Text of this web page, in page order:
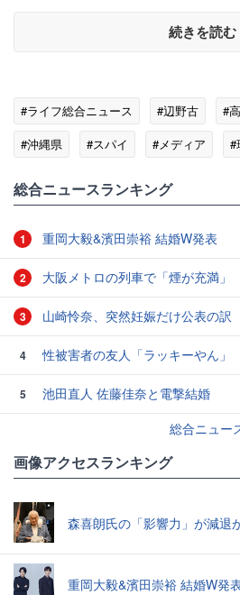
続きを読む
#ライフ総合ニュース #辺野古 #
#沖縄県
#スパイ #メディア #
総合ニュースランキング
1 重岡大毅&濱田崇裕 結婚W発表
2 大阪メトロの列車で「煙が充満」
3 山崎怜奈、突然妊娠だけ公表の訳
4 性被害者の友人「ラッキーやん」
5
池田直人 佐藤佳奈と電撃結婚
総合ニュー
画像アクセスランキング
森喜朗氏の「影響力」が減退
重岡大毅&濱田崇裕 結婚W発